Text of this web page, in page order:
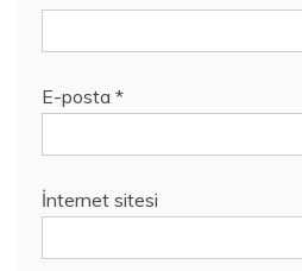
E-posta *
İnternet sitesi